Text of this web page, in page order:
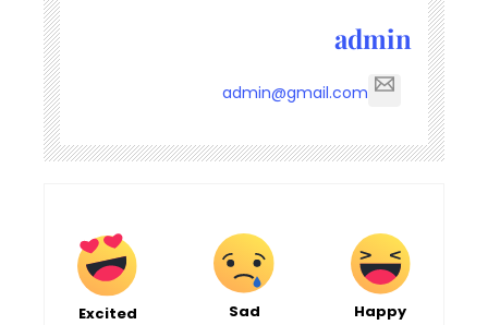
admin
admin@gmail.com
Happy
Sad
Excited